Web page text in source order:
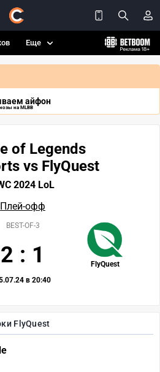
Еще
айфон
на MLBB
FlyQuest
of Legends
vs FlyQuest
2024 LoL
Плей-офф
FlyQuest
BEST-OF-3
2 : 1
в 20:40